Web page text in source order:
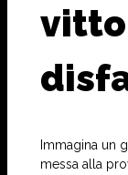
Immagina un
messa alla